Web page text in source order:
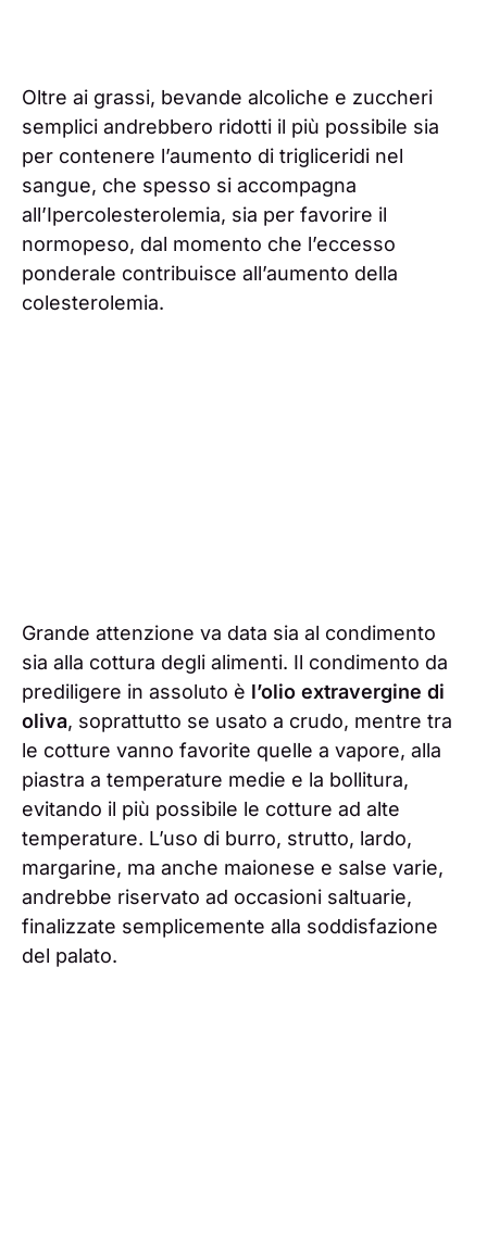
Oltre ai grassi, bevande alcoliche e zuccheri
semplici andrebbero ridotti il più possibile sia
per contenere l’aumento di trigliceridi nel
sangue, che spesso si accompagna
all’Ipercolesterolemia, sia per favorire il
normopeso, dal momento che l’eccesso
ponderale contribuisce all’aumento della
colesterolemia.
Grande attenzione va data sia al condimento
sia alla cottura degli alimenti. Il condimento da
prediligere in assoluto è l’olio extravergine di
oliva, soprattutto se usato a crudo, mentre tra
le cotture vanno favorite quelle a vapore, alla
piastra a temperature medie e la bollitura,
evitando il più possibile le cotture ad alte
temperature. L’uso di burro, strutto, lardo,
margarine, ma anche maionese e salse varie,
andrebbe riservato ad occasioni saltuarie,
finalizzate semplicemente alla soddisfazione
del palato.